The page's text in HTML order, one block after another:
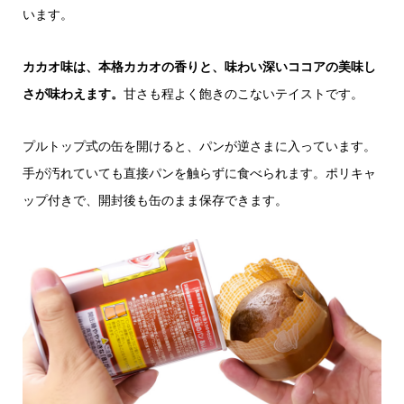
います。
カカオ味は、本格カカオの香りと、味わい深いココアの美味し
さが味わえます。 甘さも程よく飽きのこないテイストです。
プルトップ式の缶を開けると、パンが逆さまに入っています。
手が汚れていても直接パンを触らずに食べられます。ポリキャ
ップ付きで、開封後も缶のまま保存できます。